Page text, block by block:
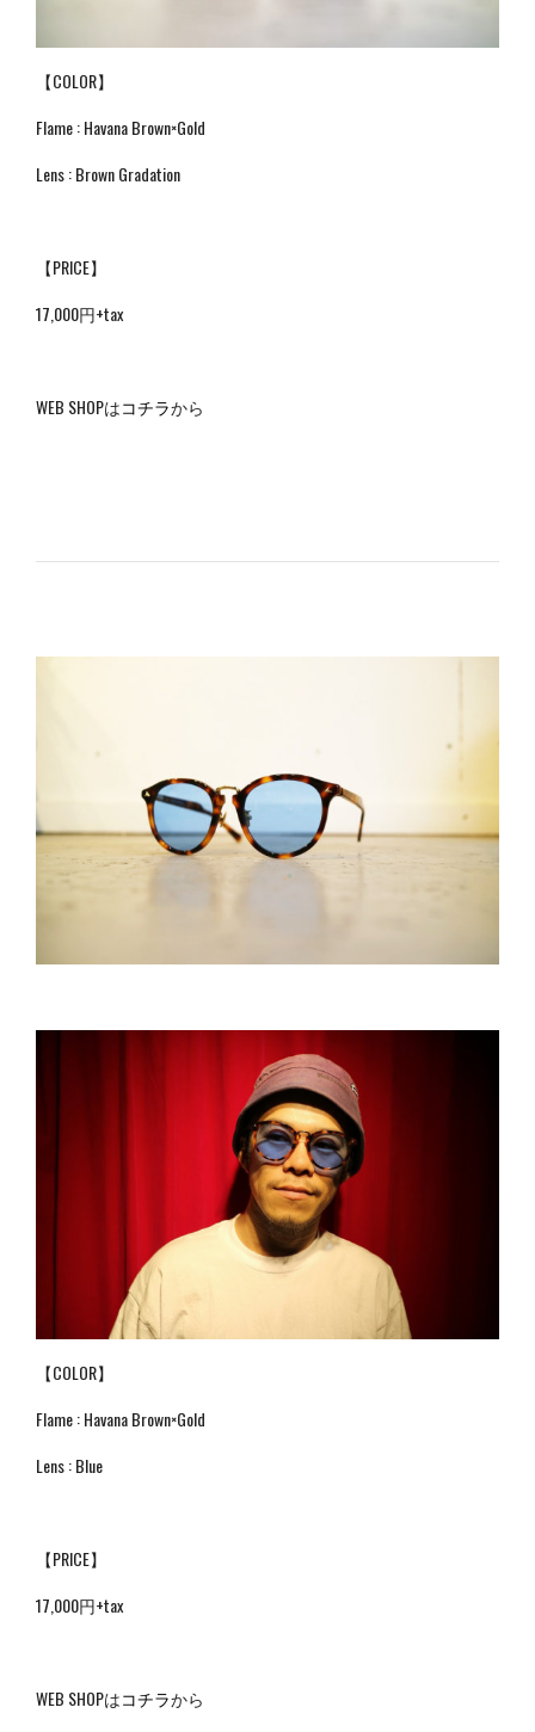
【COLOR】
Flame : Havana Brown×Gold
Lens : Brown Gradation
【PRICE】
17,000円+tax
WEB SHOPはコチラから
【COLOR】
Flame : Havana Brown×Gold
Lens : Blue
【PRICE】
17,000円+tax
WEB SHOPはコチラから